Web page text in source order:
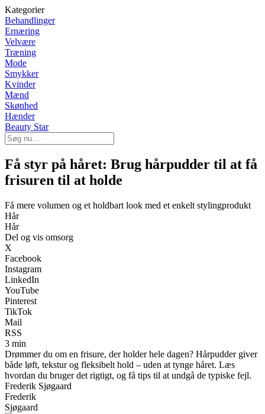
Kategorier
Behandlinger
Ernæring
Velvære
Træning
Mode
Smykker
Kvinder
Mænd
Skønhed
Hænder
Beauty Star
Få styr på håret: Brug hårpudder til at få
frisuren til at holde
Få mere volumen og et holdbart look med et enkelt stylingprodukt
Hår
Hår
Del og vis omsorg
X
Facebook
Instagram
LinkedIn
YouTube
Pinterest
TikTok
Mail
RSS
3 min
Drømmer du om en frisure, der holder hele dagen? Hårpudder giver
både løft, tekstur og fleksibelt hold – uden at tynge håret. Læs
hvordan du bruger det rigtigt, og få tips til at undgå de typiske fejl.
Frederik Sjøgaard
Frederik
Sjøgaard